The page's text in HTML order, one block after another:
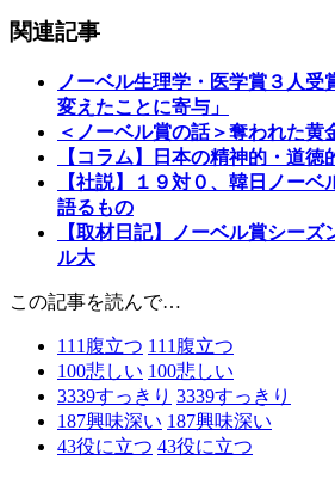
関連記事
ノーベル生理学・医学賞３人
変えたことに寄与」
＜ノーベル賞の話＞奪われた黄
【コラム】日本の精神的・道徳
【社説】１９対０、韓日ノー
語るもの
【取材日記】ノーベル賞シー
ル大
この記事を読んで…
111 腹立つ 111 腹立つ
100悲しい 100悲しい
3339すっきり 3339すっきり
187興味深い 187興味深い
43役に立つ 43役に立つ